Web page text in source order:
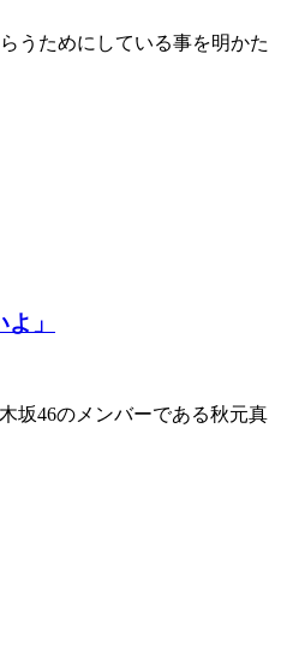
うためにしている事を明かた
」
坂46のメンバーである秋元真